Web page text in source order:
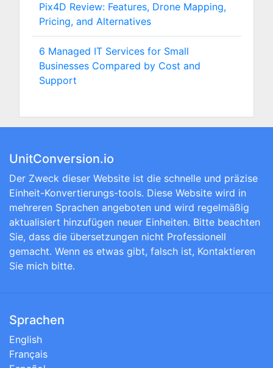
Pix4D Review: Features, Drone Mapping,
Pricing, and Alternatives
6 Managed IT Services for Small
Businesses Compared by Cost and
Support
UnitConversion.io
Der Zweck dieser Website ist die schnelle und präzise
Einheit-Konvertierungs-tools. Diese Website wird in
mehreren Sprachen angeboten und wird regelmäßig
aktualisiert hinzufügen neuer Einheiten. Bitte beachten
Sie, dass die übersetzungen nicht Professionell
gemacht. Wenn es etwas gibt, falsch ist, Kontaktieren
Sie mich bitte.
Sprachen
English
Français